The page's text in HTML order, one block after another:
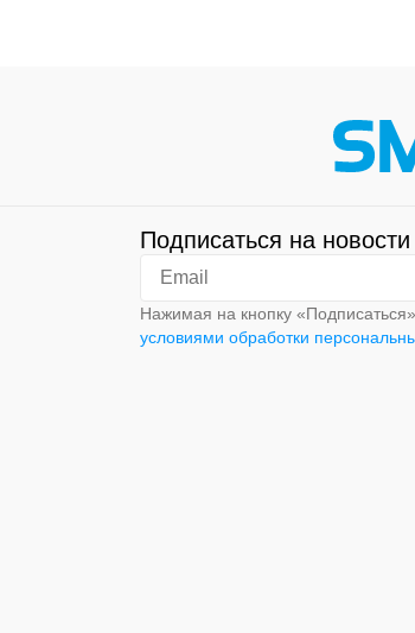
Подписаться на новости
Нажимая на кнопку
условиями обработки